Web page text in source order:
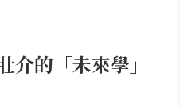
介的「未來學」